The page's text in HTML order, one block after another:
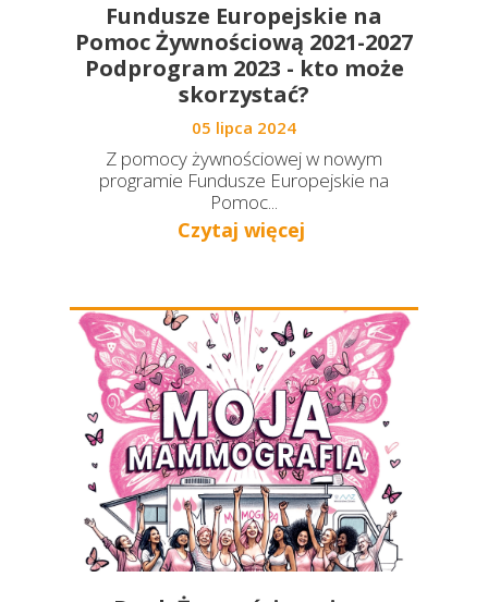
Fundusze Europejskie na
Pomoc Żywnościową 2021-2027
Podprogram 2023 - kto może
skorzystać?
05 lipca 2024
Z pomocy żywnościowej w nowym
programie Fundusze Europejskie na
Pomoc...
Czytaj więcej